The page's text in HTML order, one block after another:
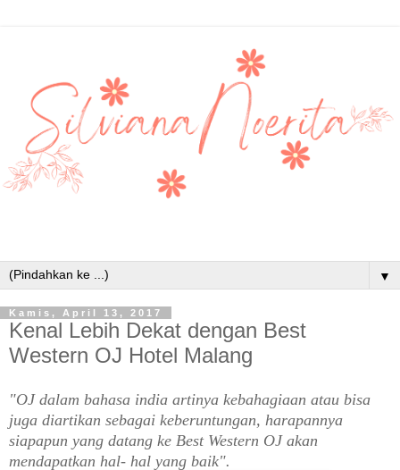
▼
Kamis, April 13, 2017
Kenal Lebih Dekat dengan Best
Western OJ Hotel Malang
"OJ dalam bahasa india artinya kebahagiaan atau bisa
juga diartikan sebagai keberuntungan, harapannya
siapapun yang datang ke Best Western OJ akan
mendapatkan hal- hal yang baik".